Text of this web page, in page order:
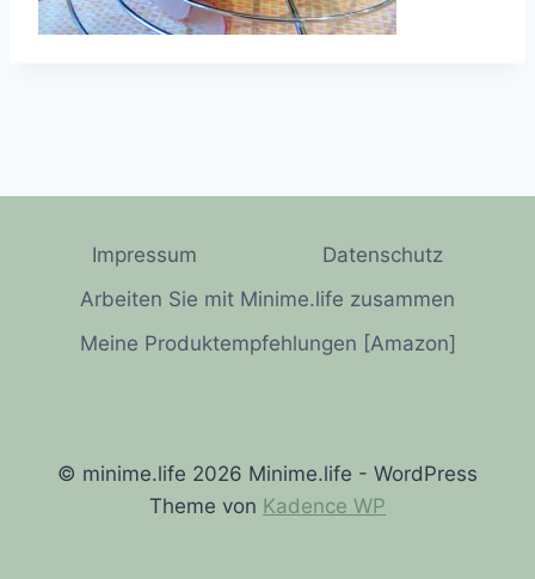
Impressum
Datenschutz
Arbeiten Sie mit Minime.life zusammen
Meine Produktempfehlungen [Amazon]
© minime.life 2026 Minime.life - WordPress
Theme von Kadence WP